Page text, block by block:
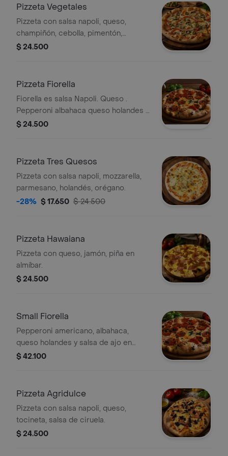
Pizzeta Vegetales
Pizzeta con salsa napoli, queso,
champiñón, cebolla, pimentón,
aceituna.
$ 24.500
Pizzeta Fiorella
Fiorella es salsa Napoli. Queso .
Pepperoni albahaca queso holandes y
salsa de ajo en aceite de oliva
$ 24.500
Pizzeta Tres Quesos
Pizzeta con salsa napoli, mozzarella,
parmesano, holandés, orégano.
-28% $ 17.650 $ 24.500
Pizzeta Hawaiana
Pizzeta con queso, jamón, piña en
almíbar.
$ 24.500
Small Fiorella
Pepperoni americano, albahaca,
queso holandes y salsa de ajo en
aceite de oliva 30 cm
$ 42.100
Pizzeta Agridulce
Pizzeta con salsa napoli, queso,
tocineta, salsa de ciruela.
$ 24.500